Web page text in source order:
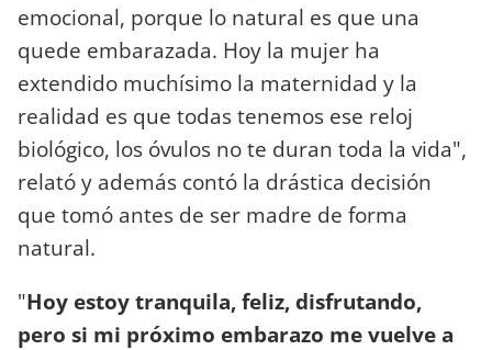
emocional, porque lo natural es que una
quede embarazada. Hoy la mujer ha
extendido muchísimo la maternidad y la
realidad es que todas tenemos ese reloj
biológico, los óvulos no te duran toda la vida",
relató y además contó la drástica decisión
que tomó antes de ser madre de forma
natural.
"Hoy estoy tranquila, feliz, disfrutando,
pero si mi próximo embarazo me vuelve a